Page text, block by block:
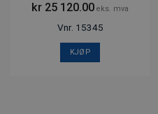
kr 25 120.00 eks. mva
Vnr. 15345
KJØP